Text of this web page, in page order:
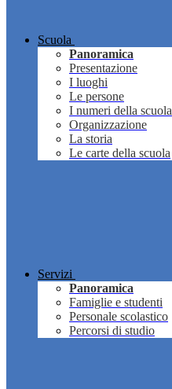
Scuola
Panoramica
Presentazione
I luoghi
Le persone
I numeri della scuola
Organizzazione
La storia
Le carte della scuola
Servizi
Panoramica
Famiglie e studenti
Personale scolastico
Percorsi di studio